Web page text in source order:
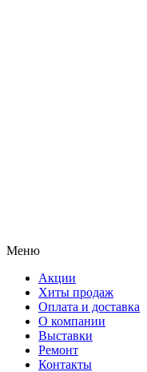
Меню
Акции
Хиты продаж
Оплата и доставка
О компании
Выставки
Ремонт
Контакты